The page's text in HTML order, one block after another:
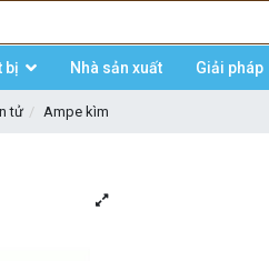
bị Nhà sản xuất Giải pháp
tử Ampe kìm